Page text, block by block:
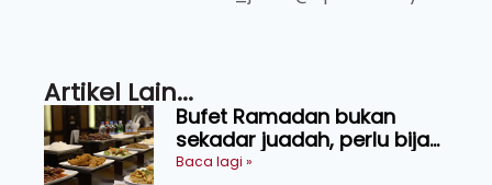
Artikel Lain...
Bufet Ramadan bukan
sekadar juadah, perlu bijak
memilih dan selamat
Baca lagi »